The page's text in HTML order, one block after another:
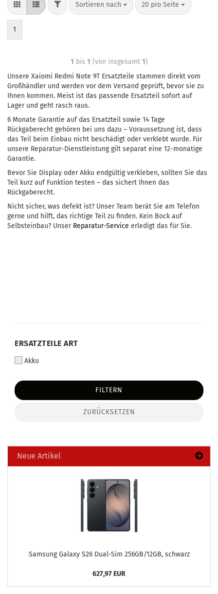
Sortieren nach 20 pro Seite
1
1 bis 1 (von insgesamt 1)
Unsere Xaiomi Redmi Note 9T Ersatzteile stammen direkt vom
Großhändler und werden vor dem Versand geprüft, bevor sie zu
Ihnen kommen. Meist ist das passende Ersatzteil sofort auf
Lager und geht rasch raus.
6 Monate Garantie auf das Ersatzteil sowie 14 Tage
Rückgaberecht gehören bei uns dazu – Voraussetzung ist, dass
das Teil beim Einbau nicht beschädigt oder verklebt wurde. Für
unsere Reparatur-Dienstleistung gilt separat eine 12-monatige
Garantie.
Bevor Sie Display oder Akku endgültig verkleben, sollten Sie das
Teil kurz auf Funktion testen – das sichert Ihnen das
Rückgaberecht.
Nicht sicher, was defekt ist? Unser Team berät Sie am Telefon
gerne und hilft, das richtige Teil zu finden. Kein Bock auf
Selbsteinbau? Unser Reparatur-Service erledigt das für Sie.
ERSATZTEILE ART
Akku
FILTERN
ZURÜCKSETZEN
Neue Artikel
Sam­sung Ga­la­xy S26 Dual-​Sim 256GB/12GB, schwarz
627,97 EUR